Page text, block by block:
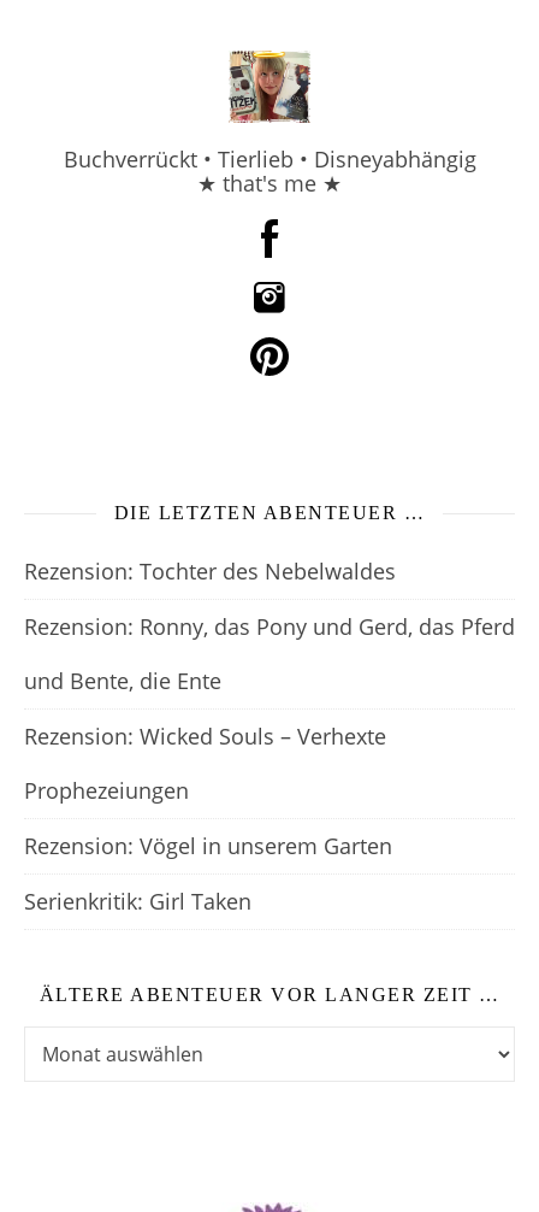
Buchverrückt • Tierlieb • Disneyabhängig
★ that's me ★
DIE LETZTEN ABENTEUER …
Rezension: Tochter des Nebelwaldes
Rezension: Ronny, das Pony und Gerd, das Pferd
und Bente, die Ente
Rezension: Wicked Souls – Verhexte
Prophezeiungen
Rezension: Vögel in unserem Garten
Serienkritik: Girl Taken
ÄLTERE ABENTEUER VOR LANGER ZEIT …